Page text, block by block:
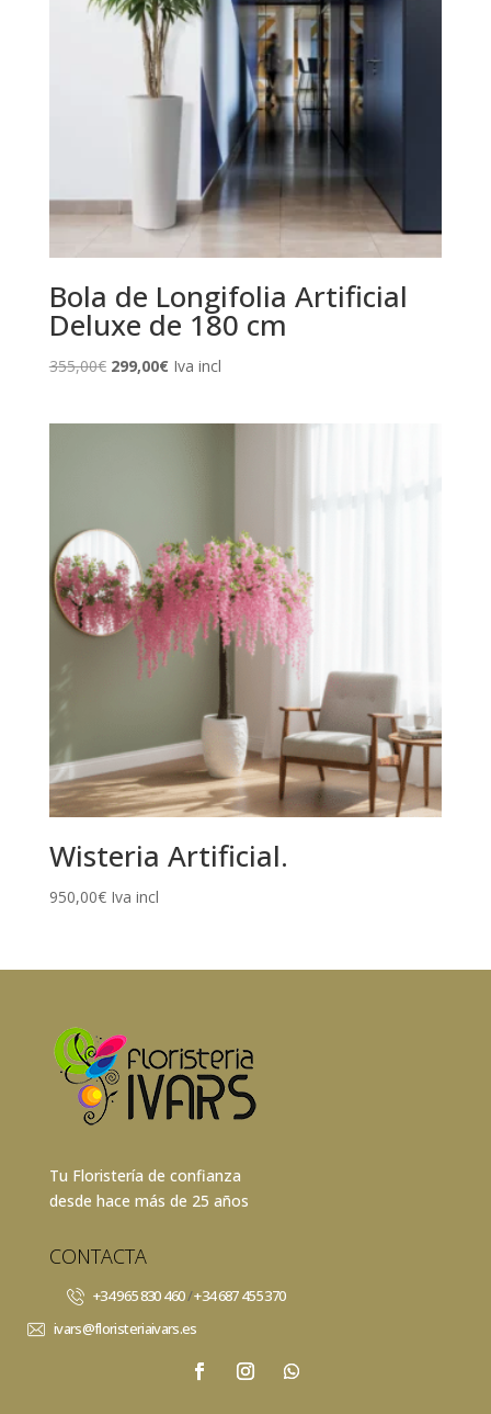
Bola de Longifolia Artificial
Deluxe de 180 cm
355,00€ El
299,00€ElIva incl
Wisteria Artificial.
950,00€ Iva incl
Tu Floristería de confianza
desde hace más de 25 años
CONTACTA
+34 965 830 460/+34 687 455 370
ivars@floristeriaivars.es